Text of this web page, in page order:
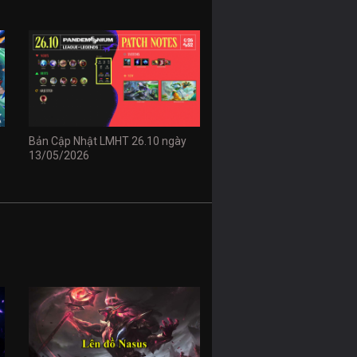
Bản Cập Nhật LMHT 26.10 ngày
13/05/2026